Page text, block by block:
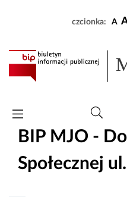
czcionka: A
BIP MJO -
Społecznej